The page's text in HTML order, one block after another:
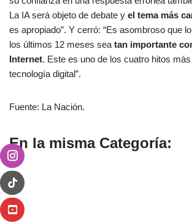
La IA será objeto de debate y el tema más
es apropiado”. Y cerró: “Es asombroso que
los últimos 12 meses sea tan importante
Internet. Este es uno de los cuatro hitos
tecnología digital”.
Fuente: La Nación.
En la misma Categoría: